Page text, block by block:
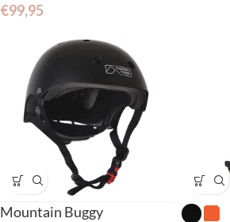
€99,95
Mountain Buggy